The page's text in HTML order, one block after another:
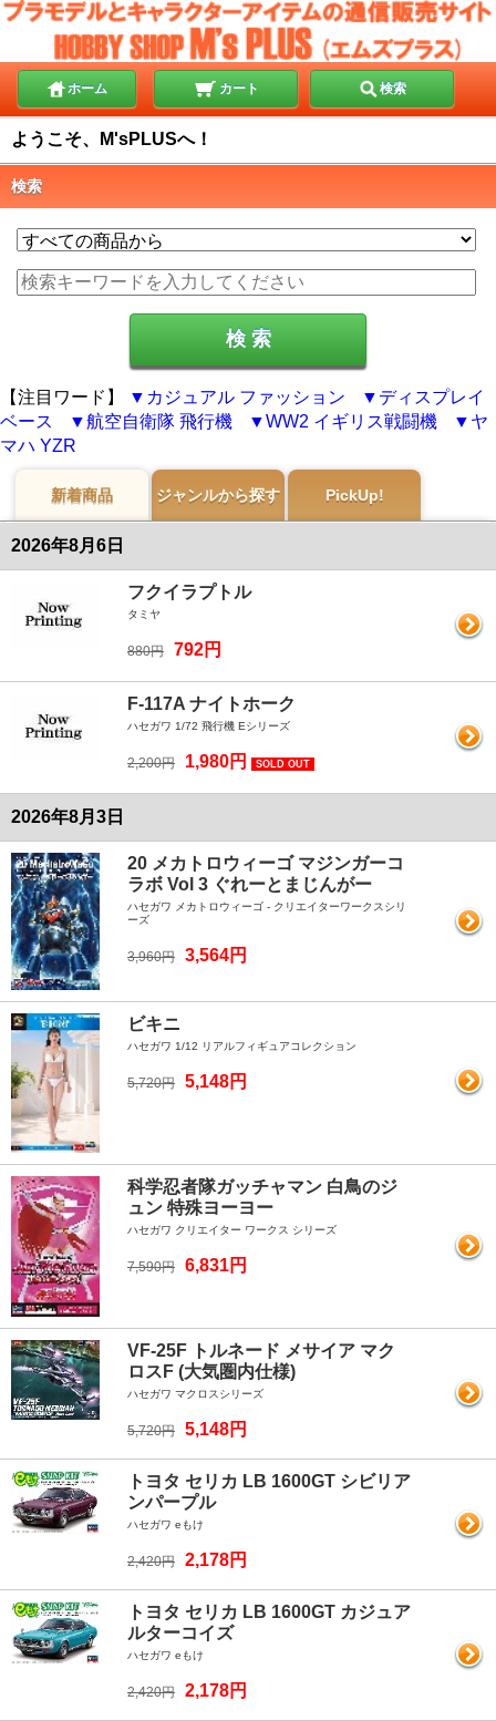
ホーム カート 検索
ようこそ、M'sPLUSへ！
検索
【注目ワード】 カジュアル ファッション
ディスプレイ
ベース
航空自衛隊 飛行機 WW2 イギリス戦闘機
ヤ
マハ YZR
新着商品 ジャンルから探す PickUp!
2026年8月6日
フクイラプトル
タミヤ
880円 792円
F-117A ナイトホーク
ハセガワ 1/72 飛行機 Eシリーズ
2,200円 1,980円 SOLD OUT
2026年8月3日
20 メカトロウィーゴ マジンガーコ
ラボ Vol 3 ぐれーとまじんがー
ハセガワ メカトロウィーゴ - クリエイターワークスシリ
ーズ
3,960円 3,564円
ビキニ
ハセガワ 1/12 リアルフィギュアコレクション
5,720円 5,148円
科学忍者隊ガッチャマン 白鳥のジ
ュン 特殊ヨーヨー
ハセガワ クリエイター ワークス シリーズ
7,590円 6,831円
VF-25F トルネード メサイア マク
ロスF (大気圏内仕様)
ハセガワ マクロスシリーズ
5,720円 5,148円
トヨタ セリカ LB 1600GT シビリア
ンパープル
ハセガワ eもけ
2,420円 2,178円
トヨタ セリカ LB 1600GT カジュア
ルターコイズ
ハセガワ eもけ
2,420円 2,178円